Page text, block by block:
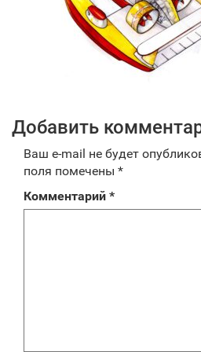
Добавить
Ваш e-mail не будет
поля помечены *
Комментарий *